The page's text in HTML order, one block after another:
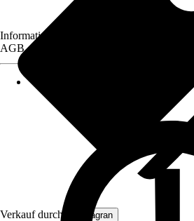
Verkauf durch: Primagran
Informationen des Verkäufers, wie z. B.
AGB, finden Sie bei Klick auf den